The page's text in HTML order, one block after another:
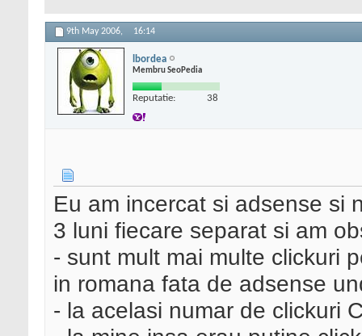
9th May 2006, 16:14
lbordea
Membru SeoPedia
Reputatie: 38
Eu am incercat si adsense si
3 luni fiecare separat si am
- sunt mult mai multe clickuri
in romana fata de adsense
- la acelasi numar de clickuri